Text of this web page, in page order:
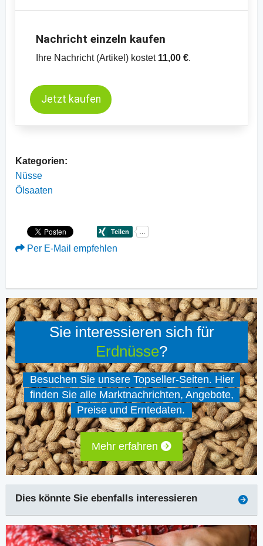
Nachricht einzeln kaufen
Ihre Nachricht (Artikel) kostet 11,00 €.
Jetzt kaufen
Kategorien:
Nüsse
Ölsaaten
Per E-Mail empfehlen
Sie interessieren sich für
Erdnüsse?
Besuchen Sie unsere Topseller-Seiten. Hier
finden Sie alle Marktnachrichten, Angebote,
Preise und Erntedaten.
Mehr erfahren
Dies könnte Sie ebenfalls interessieren